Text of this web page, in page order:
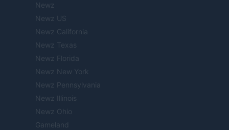
Newz
Newz US
Newz California
Newz Texas
Newz Florida
Newz New York
Newz Pennsylvania
Newz Illinois
Newz Ohio
Gameland